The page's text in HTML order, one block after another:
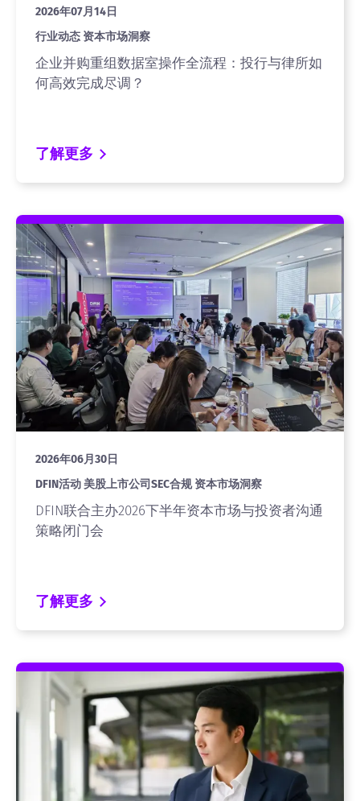
2026年07月14日
行业动态 资本市场洞察
企业并购重组数据室操作全流程：投行与律所如
何高效完成尽调？
了解更多
2026年06月30日
DFIN活动 美股上市公司SEC合规 资本市场洞察
DFIN联合主办2026下半年资本市场与投资者沟通
策略闭门会
了解更多